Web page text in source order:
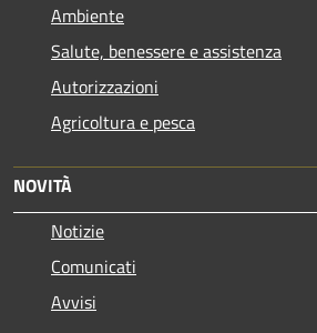
Ambiente
Salute, benessere e assistenza
Autorizzazioni
Agricoltura e pesca
NOVITÀ
Notizie
Comunicati
Avvisi